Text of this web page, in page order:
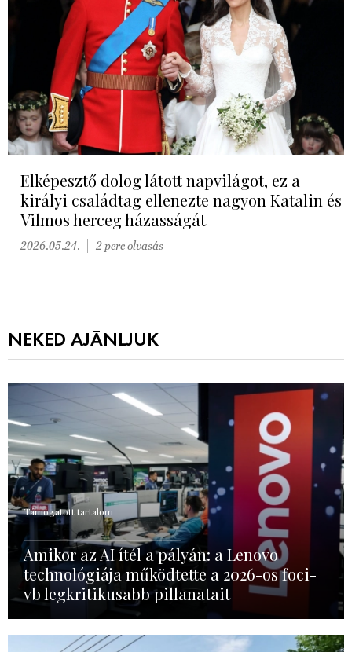
Elképesztő dolog látott napvilágot, ez a
királyi családtag ellenezte nagyon Katalin és
Vilmos herceg házasságát
2026.05.24. 2 perc olvasás
NEKED AJÁNLJUK
Támogatott tartalom
Amikor az AI ítél a pályán: a Lenovo
technológiája működtette a 2026-os foci-
vb legkritikusabb pillanatait